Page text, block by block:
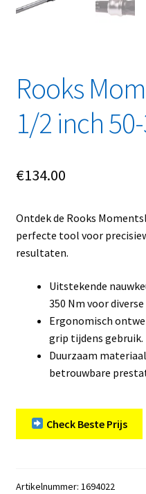
Linkpartners
Over Ons
Overzicht
Videos
Rooks
1/2 inch
€134.00
Ontdek de Rooks
perfecte tool voor
resultaten.
Uitstekende
350 Nm voor
Ergonomisch
grip tijdens gebruik.
Duurzaam
betrouwbare
Check Beste Prijs
Artikelnummer: 1694022